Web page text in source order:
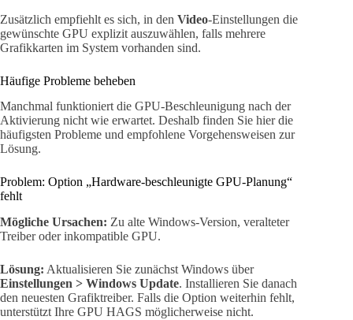
Zusätzlich empfiehlt es sich, in den Video-Einstellungen die
gewünschte GPU explizit auszuwählen, falls mehrere
Grafikkarten im System vorhanden sind.
Häufige Probleme beheben
Manchmal funktioniert die GPU-Beschleunigung nach der
Aktivierung nicht wie erwartet. Deshalb finden Sie hier die
häufigsten Probleme und empfohlene Vorgehensweisen zur
Lösung.
Problem: Option „Hardware-beschleunigte GPU-Planung“
fehlt
Mögliche Ursachen: Zu alte Windows-Version, veralteter
Treiber oder inkompatible GPU.
Lösung: Aktualisieren Sie zunächst Windows über
Einstellungen > Windows Update. Installieren Sie danach
den neuesten Grafiktreiber. Falls die Option weiterhin fehlt,
unterstützt Ihre GPU HAGS möglicherweise nicht.